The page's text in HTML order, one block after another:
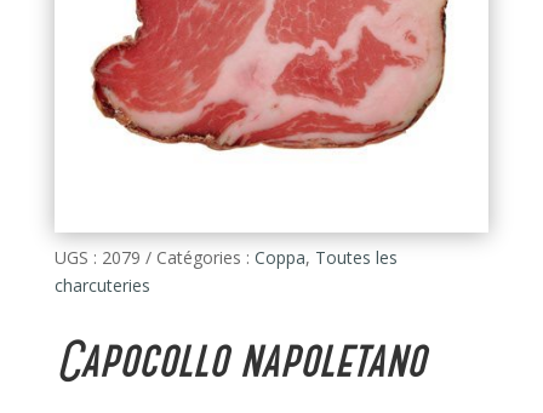
UGS : 2079 Catégories : Coppa, Toutes les
charcuteries
Capocollo napoletano